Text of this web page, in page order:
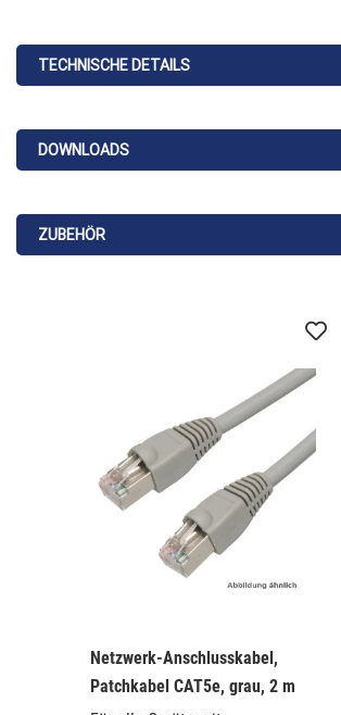
TECHNISCHE DETAILS
DOWNLOADS
ZUBEHÖR
Netzwerk-Anschlusskabel,
Patchkabel CAT5e, grau, 2 m